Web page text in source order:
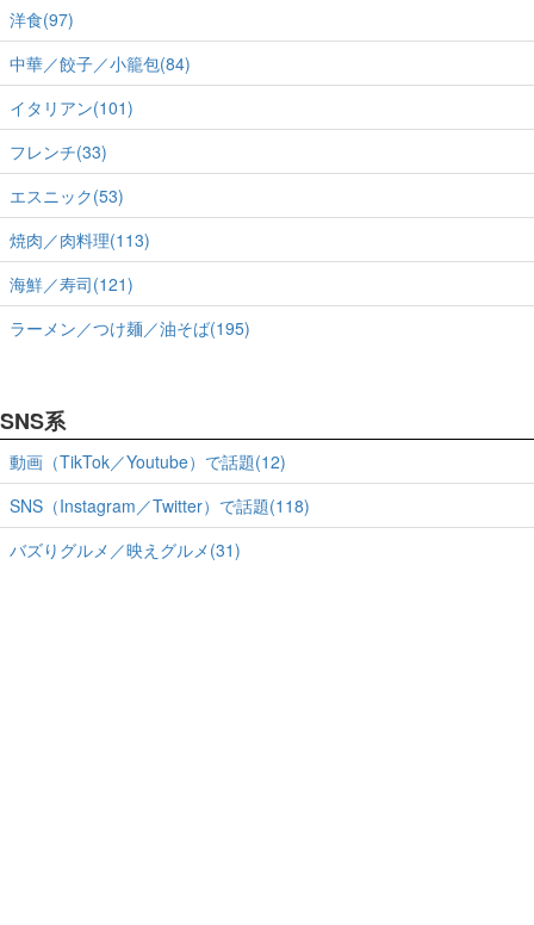
洋食(97)
中華／餃子／小籠包(84)
イタリアン(101)
フレンチ(33)
エスニック(53)
焼肉／肉料理(113)
海鮮／寿司(121)
ラーメン／つけ麺／油そば(195)
SNS系
動画（TikTok／Youtube）で話題(12)
SNS（Instagram／Twitter）で話題(118)
バズりグルメ／映えグルメ(31)